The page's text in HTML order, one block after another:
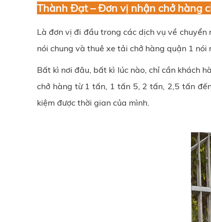
Thành Đạt – Đơn vị nhận chở hàng
Là đơn vị đi đầu trong các dịch vụ về
nói chung và thuê xe tải chở hàng quận 1
Bất kì nơi đâu, bất kì lúc nào, chỉ cần khách
chở hàng từ 1 tấn, 1 tấn 5, 2 tấn, 2,5 tấn
kiệm được thời gian của mình.